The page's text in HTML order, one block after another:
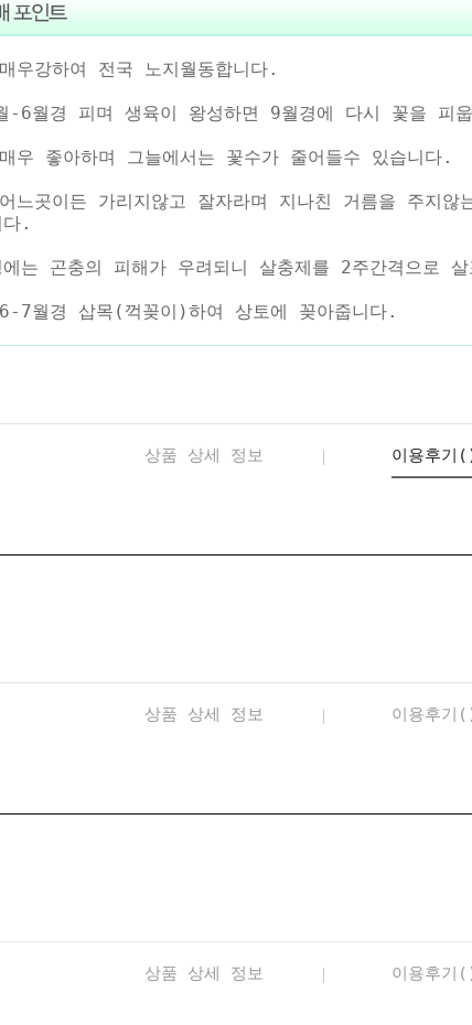
우강하여 전국 노지월동합니다.
-6월경 피며 생육이 왕성하면 9월경에 다시 꽃을 피
우 좋아하며 그늘에서는 꽃수가 줄어들수 있습니다.
느곳이든 가리지않고 잘자라며 지나친 거름을 주지않
.
에는 곤충의 피해가 우려되니 살충제를 2주간격으로 살
7월경 삽목(꺽꽂이)하여 상토에 꽂아줍니다.
상품 상세 정보 이용후기
상품 상세 정보 이용후기
상품 상세 정보 이용후기